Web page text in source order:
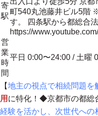
寄
駅
町540丸池藤井ビル5階
す。 四条駅から都総合
https://
営
業
時
間
平日 0:00〜24:00 / 土曜
【地主の視点で相続問題を
用 に特化！◆京都市の都総
経験を活かし、次世代への